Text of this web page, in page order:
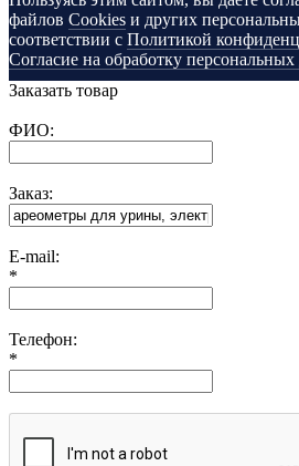
файлов Cookies и других
соответствии с Политикой
Согласие на обработку
Заказать товар
ФИО:
Заказ:
E-mail:
*
Телефон:
*